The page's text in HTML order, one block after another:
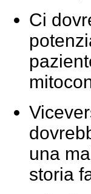
Ci
una
storia